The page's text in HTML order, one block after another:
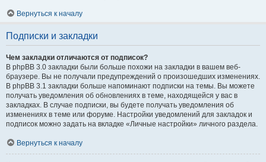
Вернуться к началу
Подписки и закладки
Чем закладки отличаются от подписок?
В phpBB 3.0 закладки были больше похожи на закладки в вашем веб-
браузере. Вы не получали предупреждений о произошедших изменениях.
В phpBB 3.1 закладки больше напоминают подписки на темы. Вы можете
получать уведомления об обновлениях в теме, находящейся у вас в
закладках. В случае подписки, вы будете получать уведомления об
изменениях в теме или форуме. Настройки уведомлений для закладок и
подписок можно задать на вкладке «Личные настройки» личного раздела.
Вернуться к началу